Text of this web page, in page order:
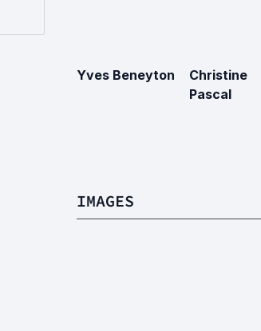
Yves Beneyton
Christine
Pascal
IMAGES